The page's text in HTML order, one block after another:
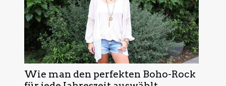
Wie man den perfekten Boho-Rock